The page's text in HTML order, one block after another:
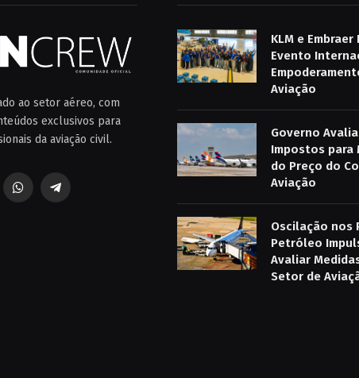
ao setor aéreo, com
exclusivos para
da aviação civil.
WhatsAppTelegrama
KLM e
Evento
Aviação
Governo
Impostos para
do Preço do
Aviação
Oscilação nos
Petróleo
Avaliar
Setor de